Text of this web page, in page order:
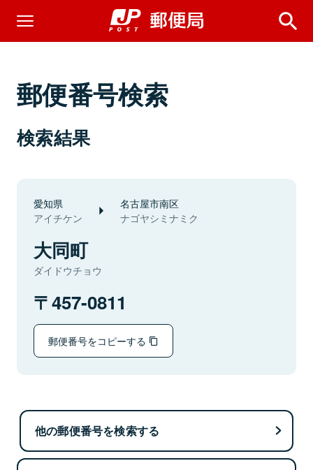
郵便番号検索
検索結果
愛知県
アイチケン
名古屋市南区
ナゴヤシミナミク
大同町
ダイドウチョウ
457-0811
郵便番号をコピーする
他の郵便番号を検索する